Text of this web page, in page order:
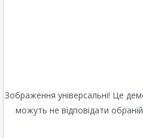
Зображення універсальні! Це
можуть не відповідати